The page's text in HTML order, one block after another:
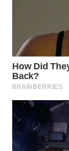
TAPANULI
SELATAN
WN
TANJUNG
WN
KARO